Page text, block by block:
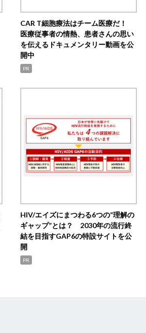
CAR T細胞療法はチーム医療だ！
医療従事者の情熱、患者さんの思い
を伝えるドキュメンタリー動画を公
開中
PR
HIV/エイズにまつわる6つの“理解の
ギャップ”とは？ 2030年の流行終
結を目指すGAP6の特設サイトを公
開
PR